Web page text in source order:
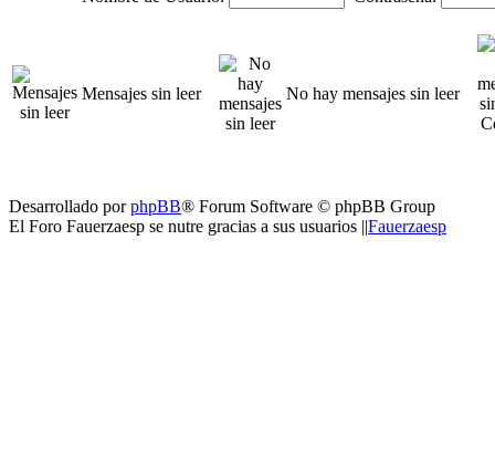
Mensajes sin leer No hay mensajes sin leer
Desarrollado porphpBB® Forum Software © phpBB Group
El Foro Fauerzaesp se nutre gracias a sus usuarios ||Fauerzaesp